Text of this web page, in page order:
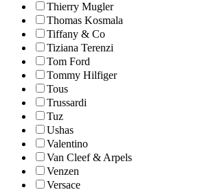
Thierry Mugler
Thomas Kosmala
Tiffany & Co
Tiziana Terenzi
Tom Ford
Tommy Hilfiger
Tous
Trussardi
Tuz
Ushas
Valentino
Van Cleef & Arpels
Venzen
Versace